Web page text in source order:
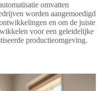
omvatten
worden aangemoedigd
en om de juiste
voor een geleidelijke
productieomgeving.